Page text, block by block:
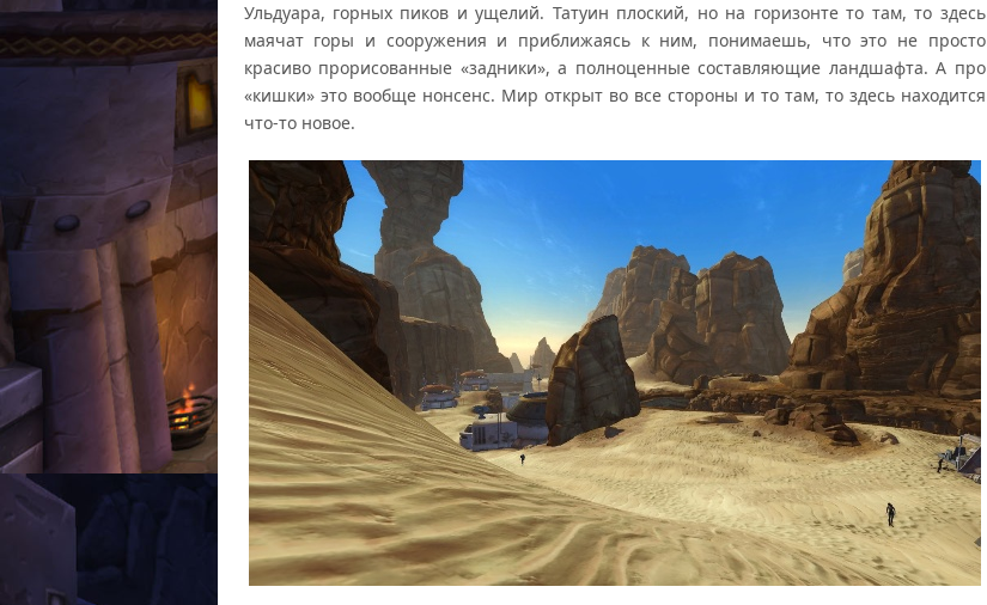
Ульдуара, горных пиков и ущелий. Татуин плоский, но на горизонте то там, то здесь
маячат горы и сооружения и приближаясь к ним, понимаешь, что это не просто
красиво прорисованные «задники», а полноценные составляющие ландшафта. А про
«кишки» это вообще нонсенс. Мир открыт во все стороны и то там, то здесь находится
что-то новое.